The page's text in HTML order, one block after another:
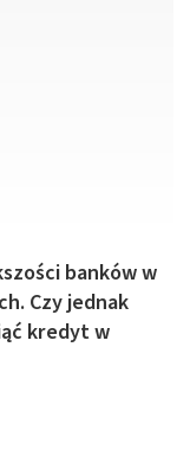
banków w
Czy jednak
kredyt w